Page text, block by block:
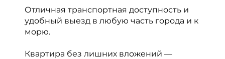
Отличная транспортная доступность и
удобный выезд в любую часть города и к
морю.
Квартира без лишних вложений —